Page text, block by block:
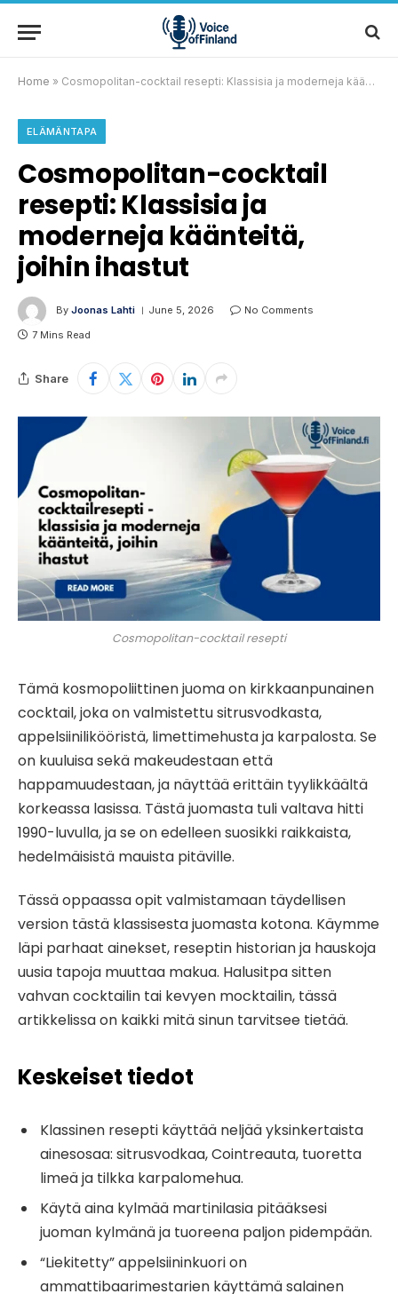
Home » Cosmopolitan-cocktail resepti: Klassisia ja moderneja käänteitä, joihin ihastut
ELÄMÄNTAPA
Cosmopolitan-cocktail
resepti: Klassisia ja
moderneja käänteitä,
joihin ihastut
By Joonas Lahti June 5, 2026
No Comments
7 Mins Read
Share
Cosmopolitan-cocktail resepti
Tämä kosmopoliittinen juoma on kirkkaanpunainen
cocktail, joka on valmistettu sitrusvodkasta,
appelsiinilikööristä, limettimehusta ja karpalosta. Se
on kuuluisa sekä makeudestaan ​​että
happamuudestaan, ja näyttää erittäin tyylikkäältä
korkeassa lasissa. Tästä juomasta tuli valtava hitti
1990-luvulla, ja se on edelleen suosikki raikkaista,
hedelmäisistä mauista pitäville.
Tässä oppaassa opit valmistamaan täydellisen
version tästä klassisesta juomasta kotona. Käymme
läpi parhaat ainekset, reseptin historian ja hauskoja
uusia tapoja muuttaa makua. Halusitpa sitten
vahvan cocktailin tai kevyen mocktailin, tässä
artikkelissa on kaikki mitä sinun tarvitsee tietää.
Keskeiset tiedot
Klassinen resepti käyttää neljää yksinkertaista
ainesosaa: sitrusvodkaa, Cointreauta, tuoretta
limeä ja tilkka karpalomehua.
Käytä aina kylmää martinilasia pitääksesi
juoman kylmänä ja tuoreena paljon pidempään.
“Liekitetty” appelsiininkuori on
ammattibaarimestarien käyttämä salainen